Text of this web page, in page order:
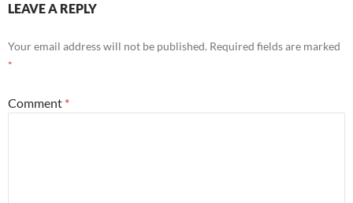
LEAVE A REPLY
Your email address will not be published. Required fields are marked
*
Comment *